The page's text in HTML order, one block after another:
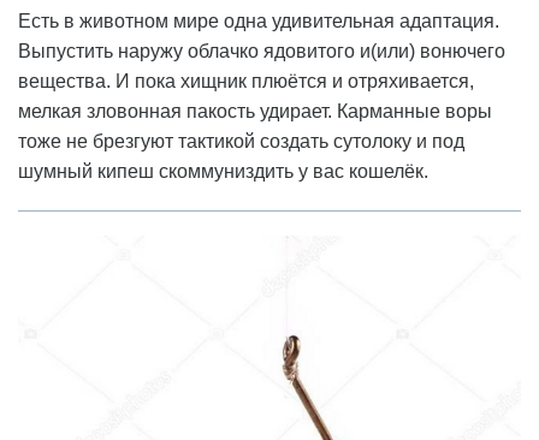
Есть в животном мире одна удивительная адаптация.
Выпустить наружу облачко ядовитого и(или) вонючего
вещества. И пока хищник плюётся и отряхивается,
мелкая зловонная пакость удирает. Карманные воры
тоже не брезгуют тактикой создать сутолоку и под
шумный кипеш скоммуниздить у вас кошелёк.